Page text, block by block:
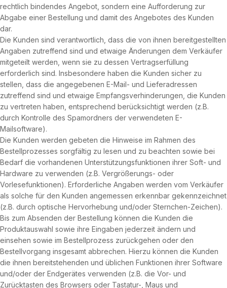
rechtlich bindendes Angebot, sondern eine Aufforderung zur
Abgabe einer Bestellung und damit des Angebotes des Kunden
dar.
Die Kunden sind verantwortlich, dass die von ihnen bereitgestellten
Angaben zutreffend sind und etwaige Änderungen dem Verkäufer
mitgeteilt werden, wenn sie zu dessen Vertragserfüllung
erforderlich sind. Insbesondere haben die Kunden sicher zu
stellen, dass die angegebenen E-Mail- und Lieferadressen
zutreffend sind und etwaige Empfangsverhinderungen, die Kunden
zu vertreten haben, entsprechend berücksichtigt werden (z.B.
durch Kontrolle des Spamordners der verwendeten E-
Mailsoftware).
Die Kunden werden gebeten die Hinweise im Rahmen des
Bestellprozesses sorgfältig zu lesen und zu beachten sowie bei
Bedarf die vorhandenen Unterstützungsfunktionen ihrer Soft- und
Hardware zu verwenden (z.B. Vergrößerungs- oder
Vorlesefunktionen). Erforderliche Angaben werden vom Verkäufer
als solche für den Kunden angemessen erkennbar gekennzeichnet
(z.B. durch optische Hervorhebung und/oder Sternchen-Zeichen).
Bis zum Absenden der Bestellung können die Kunden die
Produktauswahl sowie ihre Eingaben jederzeit ändern und
einsehen sowie im Bestellprozess zurückgehen oder den
Bestellvorgang insgesamt abbrechen. Hierzu können die Kunden
die ihnen bereitstehenden und üblichen Funktionen ihrer Software
und/oder der Endgerätes verwenden (z.B. die Vor- und
Zurücktasten des Browsers oder Tastatur-, Maus und